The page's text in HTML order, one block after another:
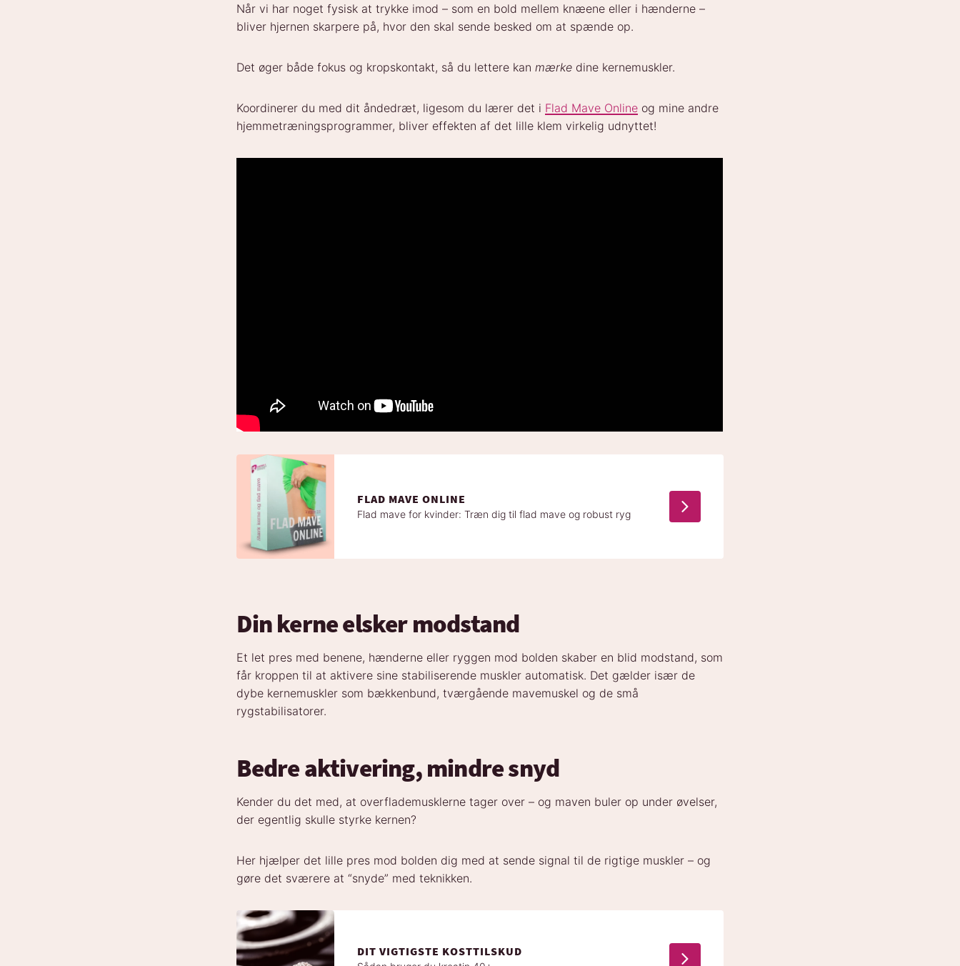
Når vi har noget fysisk at trykke imod – som en bold mellem knæene eller i hænderne –
bliver hjernen skarpere på, hvor den skal sende besked om at spænde op.
Det øger både fokus og kropskontakt, så du lettere kanmærke dine kernemuskler.
Koordinerer du med dit åndedræt, ligesom du lærer det i Flad Mave Online og mine andre
hjemmetræningsprogrammer, bliver effekten af det lille klem virkelig udnyttet!
FLAD MAVE ONLINE
Flad mave for kvinder: Træn dig til flad mave og robust ryg
Din kerne elsker modstand
Et let pres med benene, hænderne eller ryggen mod bolden skaber en blid modstand, som
får kroppen til at aktivere sine stabiliserende muskler automatisk. Det gælder især de
dybe kernemuskler som bækkenbund, tværgående mavemuskel og de små
rygstabilisatorer.
Bedre aktivering, mindre snyd
Kender du det med, at overflademusklerne tager over – og maven buler op under øvelser,
der egentlig skulle styrke kernen?
Her hjælper det lille pres mod bolden dig med at sende signal til de rigtige muskler – og
gøre det sværere at “snyde” med teknikken.
DIT VIGTIGSTE KOSTTILSKUD